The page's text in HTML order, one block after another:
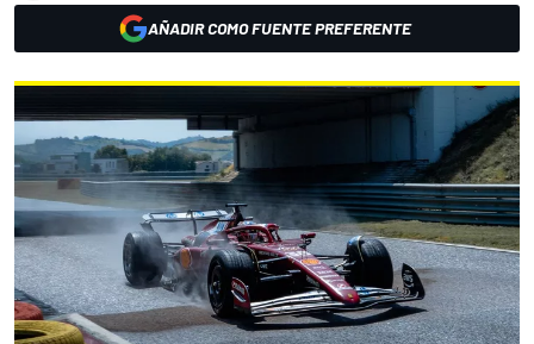
AÑADIR COMO FUENTE PREFERENTE